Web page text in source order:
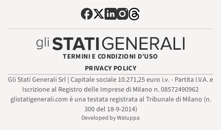
TERMINI E CONDIZIONI D’USO
PRIVACY POLICY
Gli Stati Generali Srl | Capitale sociale 10.271,25 euro i.v. - Partita I.V.A. e
Iscrizione al Registro delle Imprese di Milano n. 08572490962
glistatigenerali.com è una testata registrata al Tribunale di Milano (n.
300 del 18-9-2014)
Developed by Watuppa